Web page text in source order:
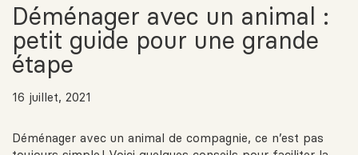
Déménager avec un animal :
petit guide pour une grande
étape
16 juillet, 2021
Déménager avec un animal de compagnie, ce n’est pas